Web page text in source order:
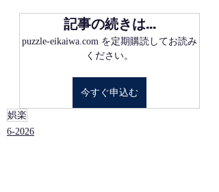
記事の続きは…
puzzle-eikaiwa.com を定期購読してお読み
ください。
今すぐ申込む
娯楽
6-2026